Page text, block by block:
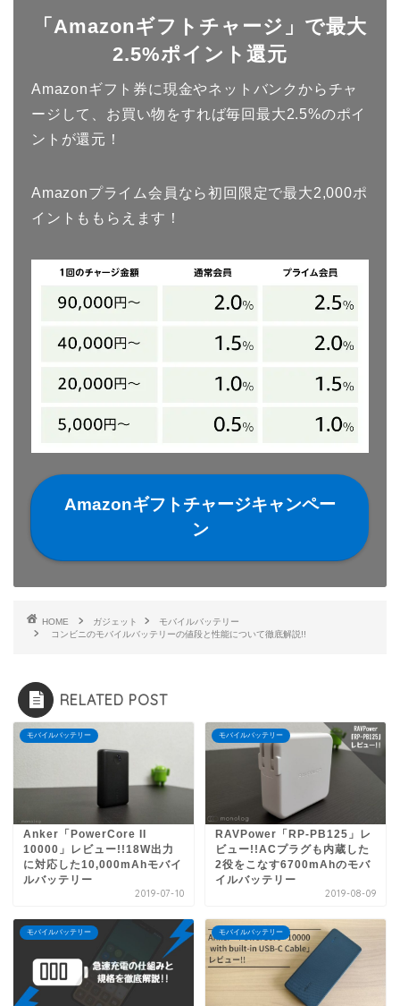
「Amazonギフトチャージ」で最大
2.5%ポイント還元
Amazonギフト券に現金やネットバンクからチャ
ージして、お買い物をすれば毎回最大2.5%のポイ
ントが還元！
Amazonプライム会員なら初回限定で最大2,000ポ
イントももらえます！
Amazonギフトチャージキャンペー
ン
HOME ガジェット
モバイルバッテリー
コンビニのモバイルバッテリーの値段と性能について徹底解説!!
RELATED POST
モバイルバッテリー
Anker「PowerCore II
10000」レビュー!!18W出力
に対応した10,000mAhモバイ
ルバッテリー
2019-07-10
モバイルバッテリー
RAVPower「RP-PB125」レ
ビュー!!ACプラグも内蔵した
2役をこなす6700mAhのモバ
イルバッテリー
2019-08-09
モバイルバッテリー モバイルバッテリー